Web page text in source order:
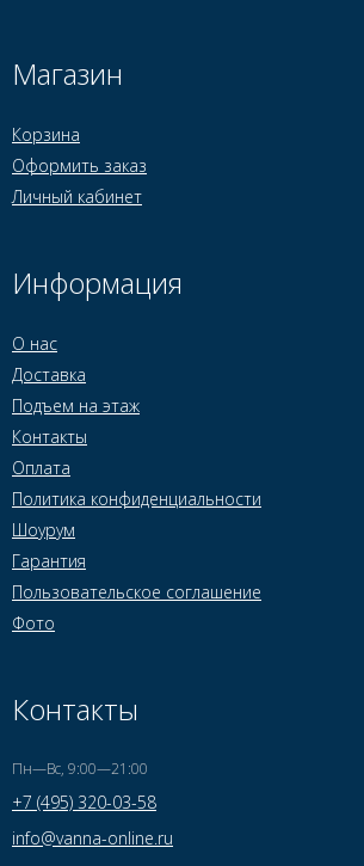
Магазин
Корзина
Оформить заказ
Личный кабинет
Информация
О нас
Доставка
Подъем на этаж
Контакты
Оплата
Политика конфиденциальности
Шоурум
Гарантия
Пользовательское соглашение
Фото
Контакты
Пн—Вс, 9:00—21:00
+7 (495) 320-03-58
info@vanna-online.ru